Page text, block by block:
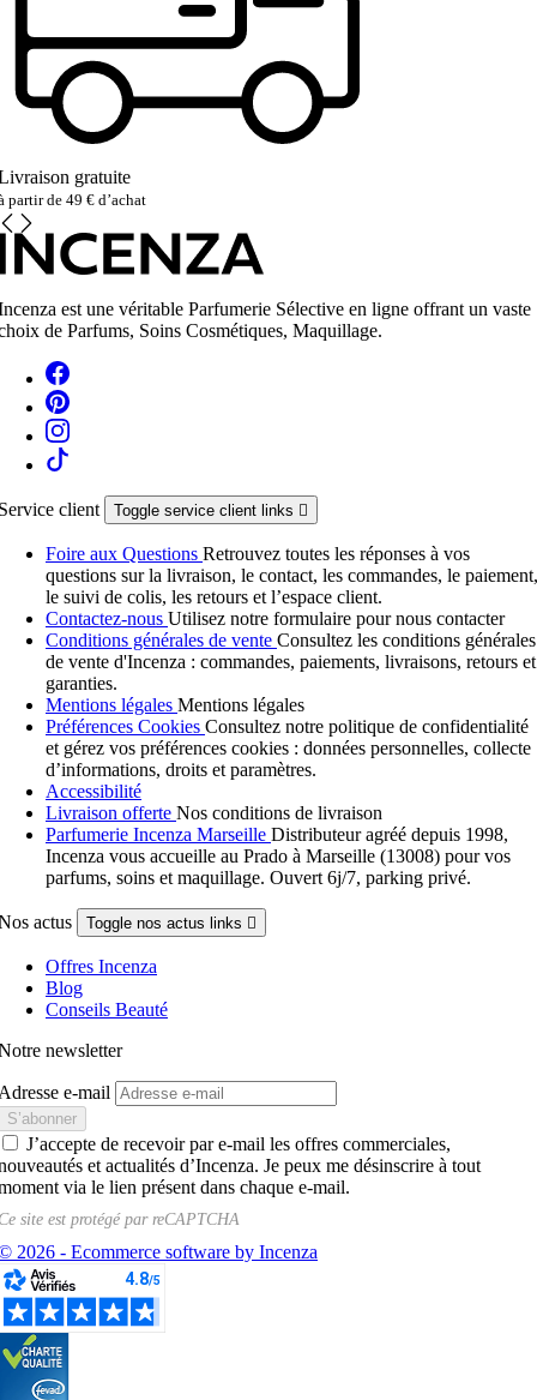
gratuite
partir de 49 € d’achat
est une véritable Parfumerie Sélective en ligne offrant un vaste
de Parfums, Soins Cosmétiques, Maquillage.
client Toggle service client links 
Foire aux Questions Retrouvez toutes les réponses à vos
questions sur la livraison, le contact, les commandes, le paiement,
le suivi de colis, les retours et l’espace client.
Contactez-nous Utilisez notre formulaire pour nous contacter
Conditions générales de vente Consultez les conditions générales
de vente d'Incenza : commandes, paiements, livraisons, retours et
garanties.
Mentions légales Mentions légales
Préférences Cookies Consultez notre politique de confidentialité
et gérez vos préférences cookies : données personnelles, collecte
d’informations, droits et paramètres.
Accessibilité
Livraison offerte Nos conditions de livraison
Parfumerie Incenza Marseille Distributeur agréé depuis 1998,
Incenza vous accueille au Prado à Marseille (13008) pour vos
parfums, soins et maquillage. Ouvert 6j/7, parking privé.
actus Toggle nos actus links 
Offres Incenza
Blog
Conseils Beauté
newsletter
e-mail
J’accepte de recevoir par e-mail les offres commerciales,
et actualités d’Incenza. Je peux me désinscrire à tout
via le lien présent dans chaque e-mail.
site est protégé parreCAPTCHA
2026 - Ecommerce software by Incenza